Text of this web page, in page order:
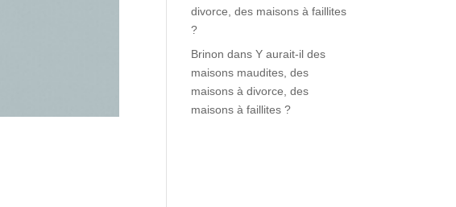
divorce, des maisons à faillites
?
Brinon dansY aurait-il des
maisons maudites, des
maisons à divorce, des
maisons à faillites ?